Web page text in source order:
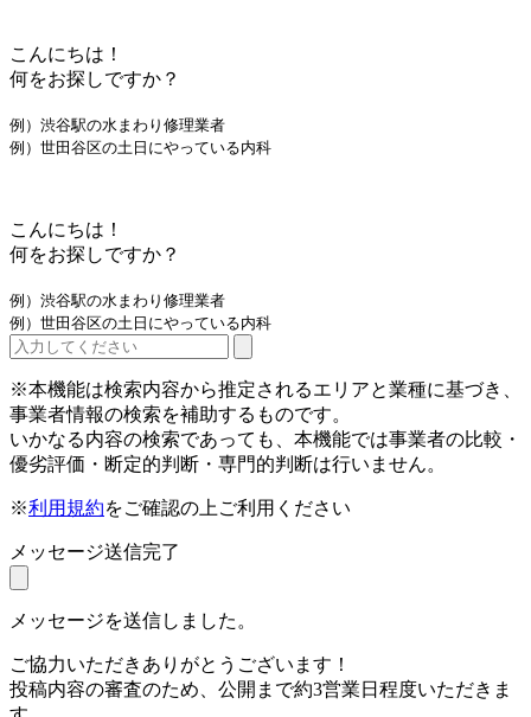
こんにちは！
何をお探しですか？
例）渋谷駅の水まわり修理業者
例）世田谷区の土日にやっている内科
こんにちは！
何をお探しですか？
例）渋谷駅の水まわり修理業者
例）世田谷区の土日にやっている内科
※本機能は検索内容から推定されるエリアと業種に基づき、
事業者情報の検索を補助するものです。
いかなる内容の検索であっても、本機能では事業者の比較・
優劣評価・断定的判断・専門的判断は行いません。
※利用規約をご確認の上ご利用ください
メッセージ送信完了
メッセージを送信しました。
ご協力いただきありがとうございます！
投稿内容の審査のため、公開まで約3営業日程度いただきま